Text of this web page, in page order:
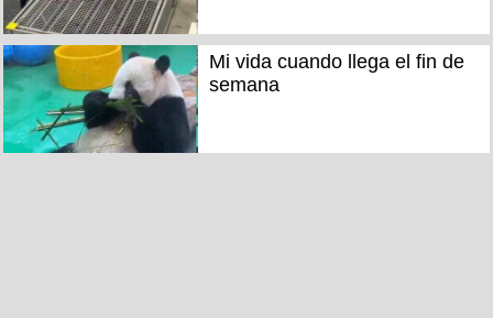
Mi vida cuando llega el fin de
semana